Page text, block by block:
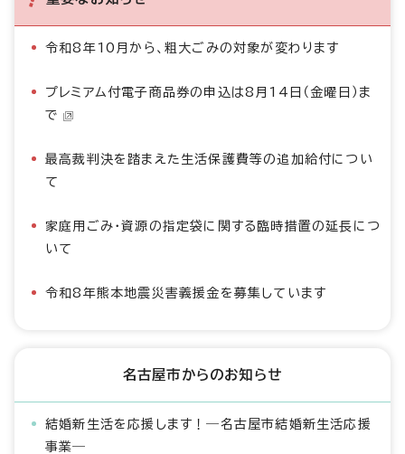
令和8年10月から、粗大ごみの対象が変わります
プレミアム付電子商品券の申込は8月14日（金曜日）ま
で
最高裁判決を踏まえた生活保護費等の追加給付につい
て
家庭用ごみ・資源の指定袋に関する臨時措置の延長につ
いて
令和8年熊本地震災害義援金を募集しています
名古屋市からのお知らせ
結婚新生活を応援します！―名古屋市結婚新生活応援
事業―